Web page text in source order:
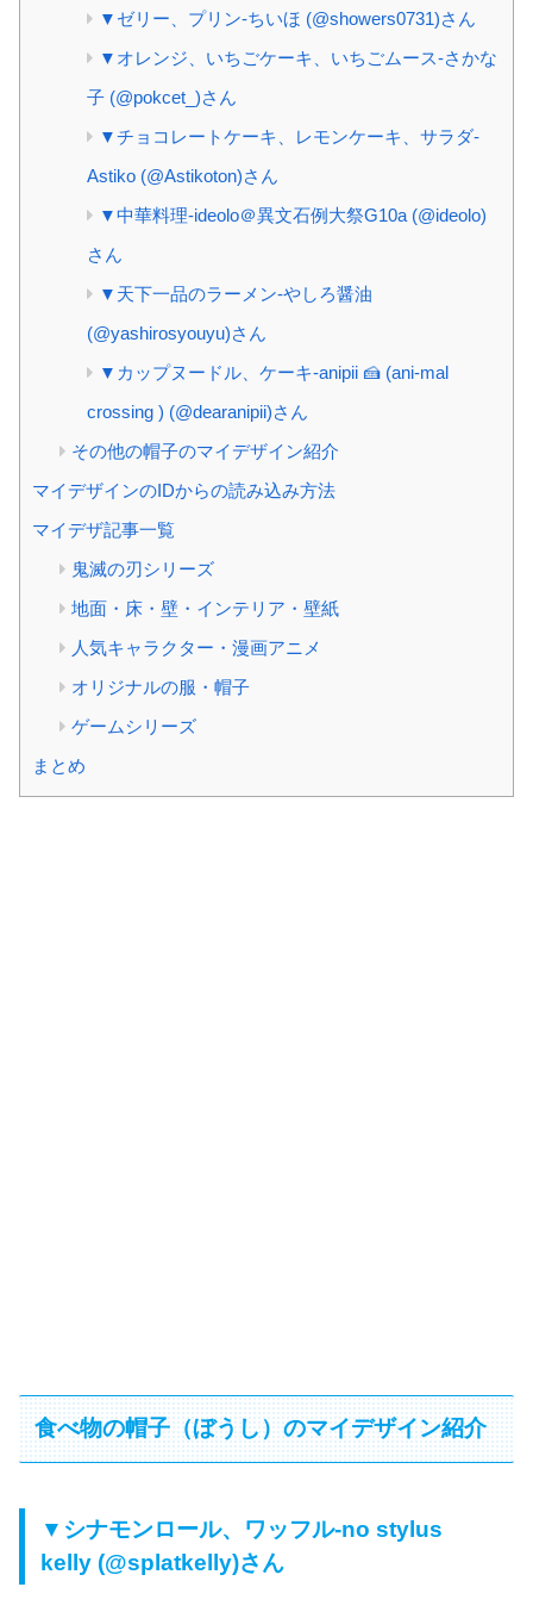
▼ゼリー、プリン‐ちいほ (@showers0731)さん
▼オレンジ、いちごケーキ、いちごムース‐さかな
子 (@pokcet_)さん
▼チョコレートケーキ、レモンケーキ、サラダ‐
Astiko (@Astikoton)さん
▼中華料理‐ideolo＠異文石例大祭G10a (@ideolo)
さん
▼天下一品のラーメン‐やしろ醤油
(@yashirosyouyu)さん
▼カップヌードル、ケーキ‐anipii 🍰 (ani-mal
crossing ) (@dearanipii)さん
その他の帽子のマイデザイン紹介
マイデザインのIDからの読み込み方法
マイデザ記事一覧
鬼滅の刃シリーズ
地面・床・壁・インテリア・壁紙
人気キャラクター・漫画アニメ
オリジナルの服・帽子
ゲームシリーズ
まとめ
食べ物の帽子（ぼうし）のマイデザイン紹介
▼シナモンロール、ワッフル‐no stylus
kelly (@splatkelly)さん